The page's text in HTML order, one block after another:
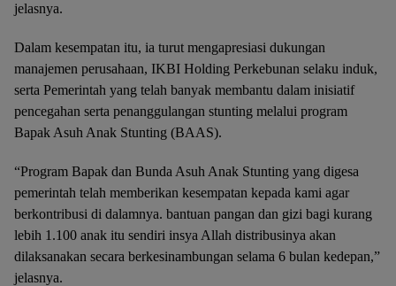
jelasnya.
Dalam kesempatan itu, ia turut mengapresiasi dukungan
manajemen perusahaan, IKBI Holding Perkebunan selaku induk,
serta Pemerintah yang telah banyak membantu dalam inisiatif
pencegahan serta penanggulangan stunting melalui program
Bapak Asuh Anak Stunting (BAAS).
“Program Bapak dan Bunda Asuh Anak Stunting yang digesa
pemerintah telah memberikan kesempatan kepada kami agar
berkontribusi di dalamnya. bantuan pangan dan gizi bagi kurang
lebih 1.100 anak itu sendiri insya Allah distribusinya akan
dilaksanakan secara berkesinambungan selama 6 bulan kedepan,”
jelasnya.